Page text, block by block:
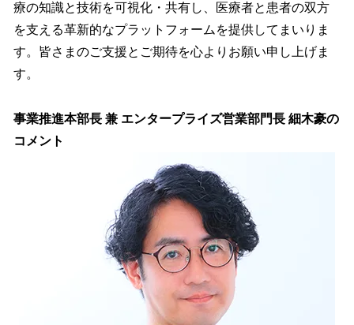
療の知識と技術を可視化・共有し、医療者と患者の双方
を支える革新的なプラットフォームを提供してまいりま
す。皆さまのご支援とご期待を心よりお願い申し上げま
す。
事業推進本部長 兼 エンタープライズ営業部門長 細木豪の
コメント